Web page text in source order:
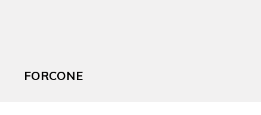
FORCONE